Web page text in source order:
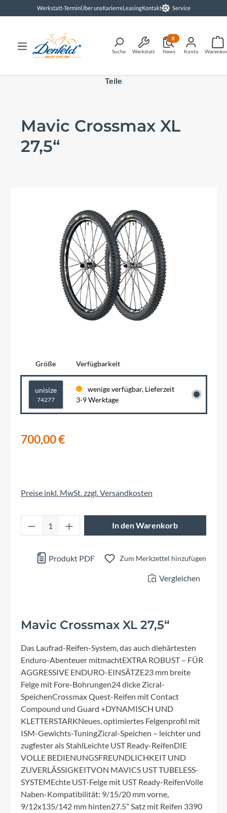
springenWerkstatt-TerminÜber unsKarierreLeasingKontakt Service
Suche Werkstatt News
8
Konto
Teile
Mavic Crossmax XL
27,5“
Größe Verfügbarkeit
unisize
74277
wenige verfügbar, Lieferzeit
3-9 Werktage
700,00 €
Preise inkl. MwSt. zzgl. Versandkosten
Produkt Anzahl: Gib den gewünschten
In den Warenkorb
Produkt PDF Zum Merkzettel hinzufügen
Vergleichen
Mavic Crossmax XL 27,5“
Das Laufrad-Reifen-System, das auch diehärtesten
Enduro-Abenteuer mitmachtEXTRA ROBUST – FÜR
AGGRESSIVE ENDURO-EINSÄTZE23 mm breite
Felge mit Fore-Bohrungen24 dicke Zicral-
SpeichenCrossmax Quest-Reifen mit Contact
Compound und Guard +DYNAMISCH UND
KLETTERSTARKNeues, optimiertes Felgenprofil mit
ISM-Gewichts-TuningZicral-Speichen – leichter und
zugfester als StahlLeichte UST Ready-ReifenDIE
VOLLE BEDIENUNGSFREUNDLICHKEIT UND
ZUVERLÄSSIGKEITVON MAVICS UST TUBELESS-
SYSTEMEchte UST-Felge mit UST Ready-ReifenVolle
Naben-Kompatibilität: 9/15/20 mm vorne,
9/12x135/142 mm hinten27.5” Satz mit Reifen 3390